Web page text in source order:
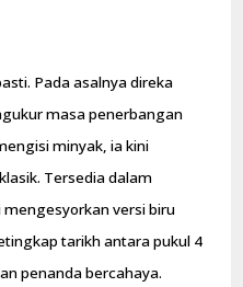
Pada asalnya direka
masa penerbangan
minyak, ia kini
Tersedia dalam
versi biru
tarikh antara pukul 4
penanda bercahaya.